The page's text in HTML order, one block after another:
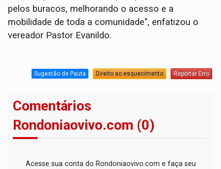
pelos buracos, melhorando o acesso e a
mobilidade de toda a comunidade", enfatizou o
vereador Pastor Evanildo.
Sugestão de Pauta Direito ao esquecimento Reportar Erro
Comentários
Rondoniaovivo.com (0)
Acesse sua conta do Rondoniaovivo.com e faça seu